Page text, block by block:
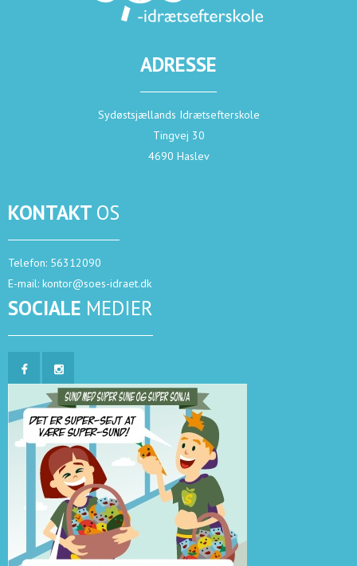
ADRESSE
Sydøstsjællands Idrætsefterskole
Tingvej 30
4690 Haslev
KONTAKT OS
Telefon: 56312090
E-mail: kontor@soes-idraet.dk
SOCIALE MEDIER